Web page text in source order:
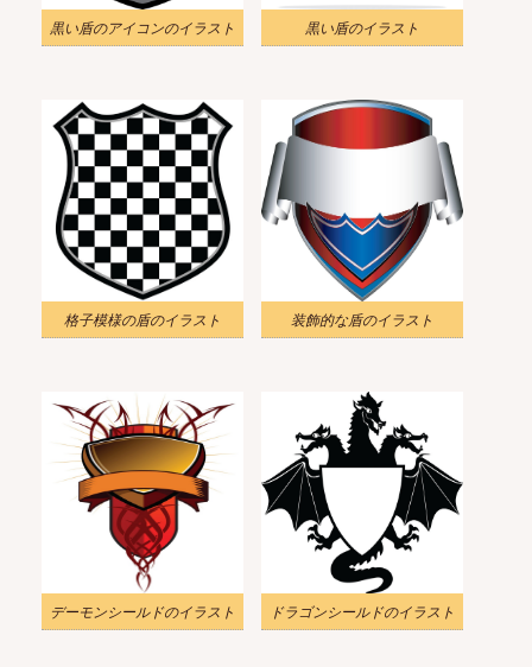
黒い盾のアイコンのイラスト 黒い盾のイラスト
格子模様の盾のイラスト 装飾的な盾のイラスト
デーモンシールドのイラスト ドラゴンシールドのイラスト